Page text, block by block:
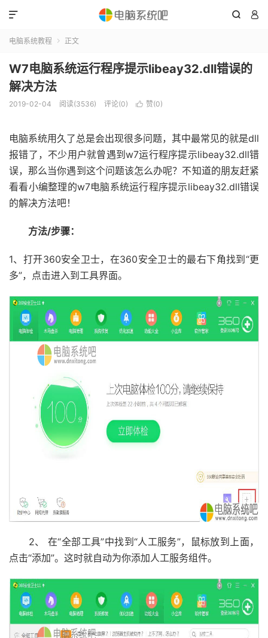
 

电脑系统教程  正文
W7电脑系统运行程序提示libeay32.dll错误的
解决方法
2019-02-04 阅读(3536) 评论(0)  赞(0)
电脑系统用久了总是会出现很多问题，其中最常见的就是dll
报错了，不少用户就曾遇到w7运行程序提示libeay32.dll错
误，那么当你遇到这个问题该怎么办呢？不知道的朋友赶紧
看看小编整理的w7电脑系统运行程序提示libeay32.dll错误
的解决方法吧！
方法/步骤：
1、打开360安全卫士，在360安全卫士的最右下角找到“更
多”，点击进入到工具界面。
2、 在“全部工具”中找到“人工服务”，鼠标放到上面，
点击“添加”。这时就自动为你添加人工服务组件。